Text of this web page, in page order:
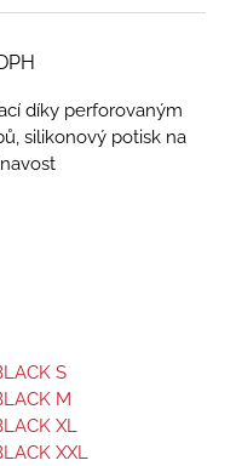
díky perforovaným
silikonový potisk na
S
M
XL
XXL